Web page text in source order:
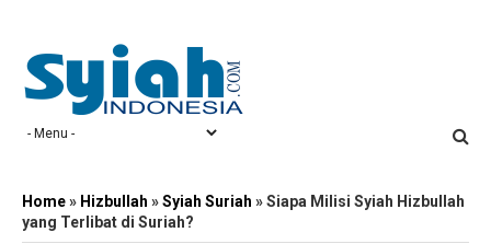
Home» Hizbullah »Syiah Suriah »Siapa Milisi Syiah Hizbullah
yang Terlibat di Suriah?